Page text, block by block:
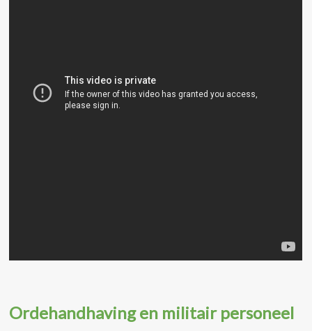
Ordehandhaving en militair personeel